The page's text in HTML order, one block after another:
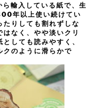
輸入している紙で、生
年以上使い続けてい
たりしても割れずしな
なく、やや淡いクリ
しても読みやすく、
クのように滑らかで